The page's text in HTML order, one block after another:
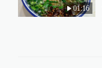
01:16